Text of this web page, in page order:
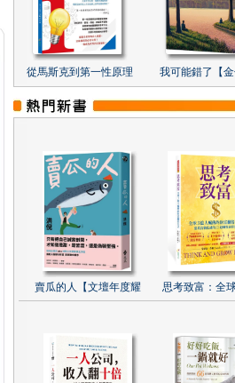
從馬斯克到第一性原理 我可能錯了【
賣瓜的人【文壇年度耀 思考致富：全